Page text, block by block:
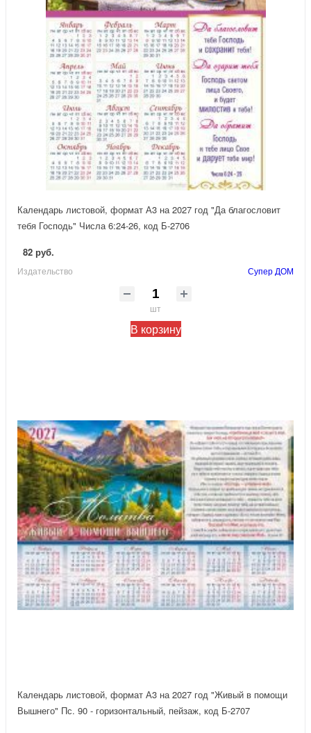
Календарь листовой, формат А3 на 2027 год "Да благословит
тебя Господь" Числа 6:24-26, код Б-2706
82 руб.
Издательство Супер ДОМ
шт
В корзину
Календарь листовой, формат А3 на 2027 год "Живый в помощи
Вышнего" Пс. 90 - горизонтальный, пейзаж, код Б-2707